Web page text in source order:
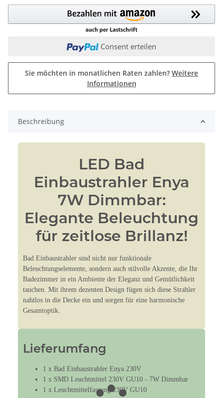
Consent erteilen
Sie möchten in monatlichen Raten zahlen? Weitere
Informationen
Beschreibung
LED Bad
Einbaustrahler Enya
7W Dimmbar:
Elegante Beleuchtung
für zeitlose Brillanz!
Bad Einbaustrahler sind nicht nur funktionale
Beleuchtungselemente, sondern auch stilvolle Akzente, die Ihr
Badezimmer in ein Ambiente der Eleganz und Gemütlichkeit
tauchen. Mit ihrem dezenten Design fügen sich diese Strahler
nahtlos in die Decke ein und sorgen für eine harmonische
Gesamtoptik.
Lieferumfang
1 x Bad Einbaustrahler Enya 230V
1 x SMD Leuchtmittel 230V GU10 - 7W Dimmbar
1 x Leuchtmittelfassung 230V GU10